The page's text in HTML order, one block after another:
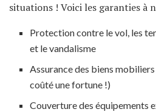
situations ! Voici les garanties à
Protection contre le vol, les
et le vandalisme
Assurance des biens
coûté une fortune !)
Couverture des équipements